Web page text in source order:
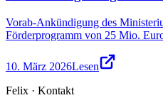
Vorab-Ankündigung des
Förderprogramm von 25 Mio.
10. März 2026Lesen
Felix · Kontakt